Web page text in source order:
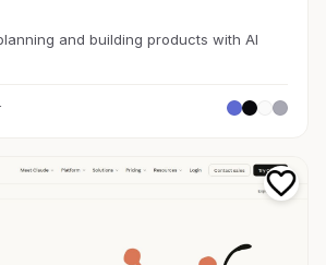
and building products with AI